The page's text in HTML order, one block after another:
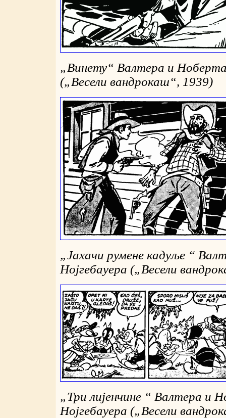
„ Винету“ Валтера и
(„ Весели вандрокаш“, 1939)
„Јахачи румене кадуље “
Нојгебауера („ Весели
„Три лијенчине “ Валтера и
Нојгебауера („ Весели